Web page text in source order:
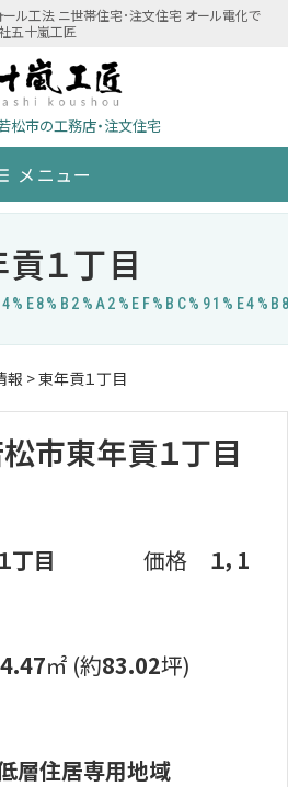
ル工法 ニ世帯住宅･注文住宅 オール電化で
五十嵐工匠
松市の工務店・注文住宅
メニュー
１丁目
報 >東年貢１丁目
市東年貢１丁目
丁目 価格 １，1
㎡ (約83.02坪)
層住居専用地域